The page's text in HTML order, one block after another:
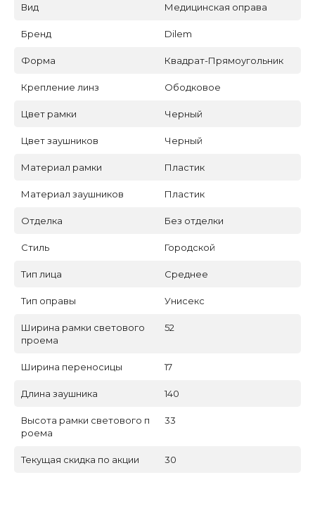
Вид Медицинская оправа
Бренд Dilem
Форма Квадрат-Прямоугольник
Крепление линз Ободковое
Цвет рамки Черный
Цвет заушников Черный
Материал рамки Пластик
Материал заушников Пластик
Отделка Без отделки
Стиль Городской
Тип лица Среднее
Тип оправы Унисекс
Ширина рамки светового
проема
52
Ширина переносицы 17
Длина заушника 140
Высота рамки светового п
роема
33
Текущая скидка по акции 30